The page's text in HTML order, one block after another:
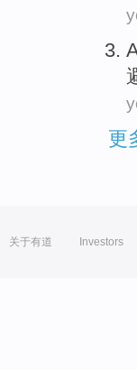
更
关于有道 Investors